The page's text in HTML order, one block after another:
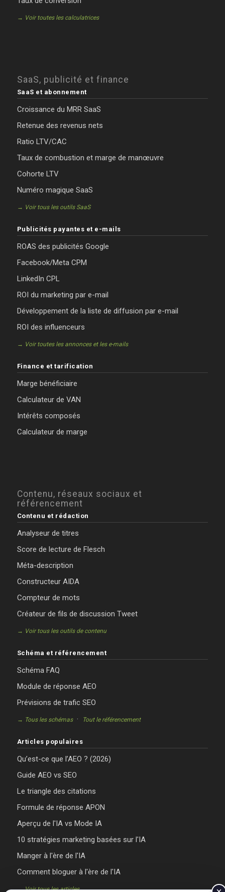
→ Voir toutes les calculatrices
SaaS, publicité et finance
SaaS et abonnement
Croissance du MRR SaaS
Retenue des revenus nets
Ratio LTV/CAC
Taux de combustion et marge de manœuvre
Cohorte LTV
Numéro magique SaaS
→ Voir tous les outils SaaS
Publicités payantes et e-mails
ROAS des publicités Google
Facebook/Meta CPM
LinkedIn CPL
ROI du marketing par e-mail
Développement de la liste de diffusion par e-mail
ROI des influenceurs
→ Voir toutes les annonces et les e-mails
Finance et tarification
Marge bénéficiaire
Calculateur de VAN
Intérêts composés
Calculateur de marge
Contenu, réseaux sociaux et
référencement
Contenu et rédaction
Analyseur de titres
Score de lecture de Flesch
Méta-description
Constructeur AIDA
Compteur de mots
Créateur de fils de discussion Tweet
→ Voir tous les outils de contenu
Schéma et référencement
Schéma FAQ
Module de réponse AEO
Prévisions de trafic SEO
→ Tous les schémas· Tout le référencement
Articles populaires
Qu’est-ce que l’AEO ? (2026)
Guide AEO vs SEO
Le triangle des citations
Formule de réponse APON
Aperçu de l'IA vs Mode IA
10 stratégies marketing basées sur l'IA
Manger à l'ère de l'IA
Comment bloguer à l'ère de l'IA
→ Voir tous les articles